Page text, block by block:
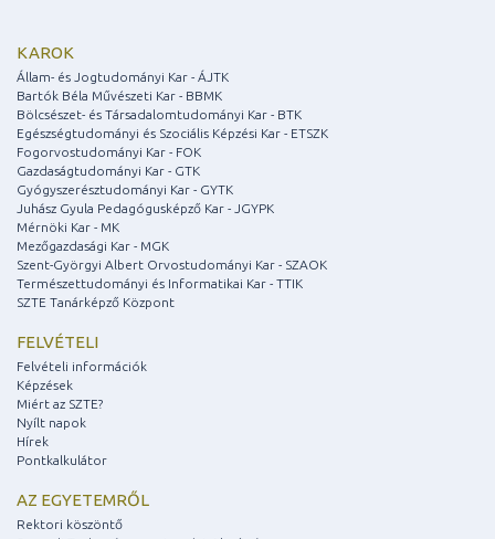
KAROK
Állam- és Jogtudományi Kar - ÁJTK
Bartók Béla Művészeti Kar - BBMK
Bölcsészet- és Társadalomtudományi Kar - BTK
Egészségtudományi és Szociális Képzési Kar - ETSZK
Fogorvostudományi Kar - FOK
Gazdaságtudományi Kar - GTK
Gyógyszerésztudományi Kar - GYTK
Juhász Gyula Pedagógusképző Kar - JGYPK
Mérnöki Kar - MK
Mezőgazdasági Kar - MGK
Szent-Györgyi Albert Orvostudományi Kar - SZAOK
Természettudományi és Informatikai Kar - TTIK
SZTE Tanárképző Központ
FELVÉTELI
Felvételi információk
Képzések
Miért az SZTE?
Nyílt napok
Hírek
Pontkalkulátor
AZ EGYETEMRŐL
Rektori köszöntő